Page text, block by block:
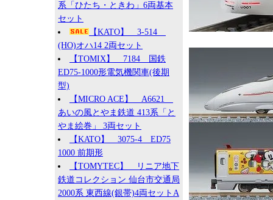
系「ひたち・ときわ」6両基本
セット
【KATO】 3-514
(HO)オハ14 2両セット
【TOMIX】 7184 国鉄
ED75-1000形電気機関車(後期
型)
【MICRO ACE】 A6621
あいの風とやま鉄道 413系「と
やま絵巻」 3両セット
【KATO】 3075-4 ED75
1000 前期形
【TOMYTEC】 リニア地下
鉄道コレクション 仙台市交通局
2000系 東西線(銀帯)4両セットA